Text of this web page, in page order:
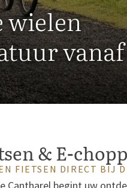
wielen
& E-
FIETSEN DIRECT BIJ